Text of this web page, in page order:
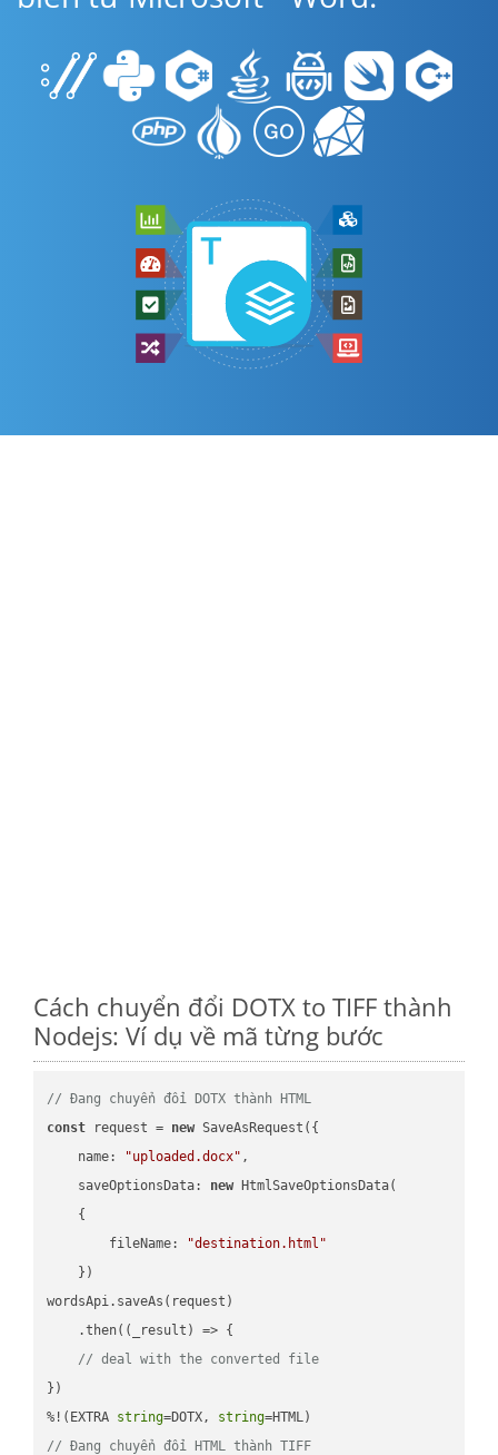
Cách chuyển đổi DOTX to TIFF thành
Nodejs: Ví dụ về mã từng bước
// Đang chuyển đổi DOTX thành HTML
const request = new SaveAsRequest({
name: "uploaded.docx" ,
saveOptionsData: new HtmlSaveOptionsData(
    {
fileName:
"destination.html"
    })
wordsApi.saveAs(request)
    .then(
( _result ) => {
// deal with the converted file
})
%!(EXTRA string=DOTX, string
// Đang chuyển đổi HTML thành TIFF